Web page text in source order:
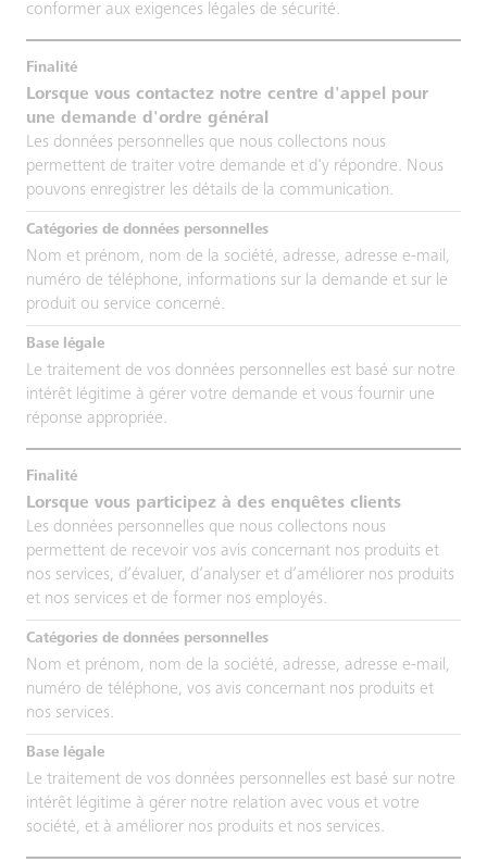
conformer aux exigences légales de sécurité.
Lorsque vous contactez notre centre d'appel pour
une demande d'ordre général
Les données personnelles que nous collectons nous
permettent de traiter votre demande et d'y répondre. Nous
pouvons enregistrer les détails de la communication.
Nom et prénom, nom de la société, adresse, adresse e-mail,
numéro de téléphone, informations sur la demande et sur le
produit ou service concerné.
Le traitement de vos données personnelles est basé sur notre
intérêt légitime à gérer votre demande et vous fournir une
réponse appropriée.
Lorsque vous participez à des enquêtes clients
Les données personnelles que nous collectons nous
permettent de recevoir vos avis concernant nos produits et
nos services, d’évaluer, d’analyser et d’améliorer nos produits
et nos services et de former nos employés.
Nom et prénom, nom de la société, adresse, adresse e-mail,
numéro de téléphone, vos avis concernant nos produits et
nos services.
Le traitement de vos données personnelles est basé sur notre
intérêt légitime à gérer notre relation avec vous et votre
société, et à améliorer nos produits et nos services.